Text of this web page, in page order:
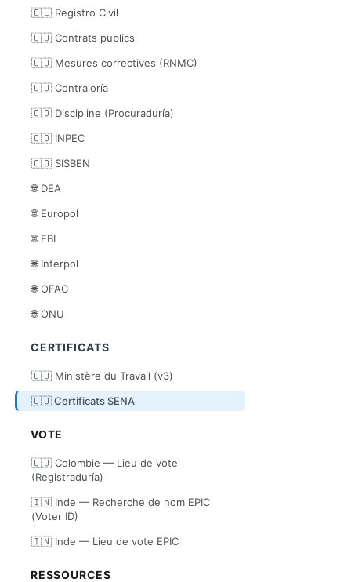
🇨🇱 Registro Civil
🇨🇴 Contrats publics
🇨🇴 Mesures correctives (RNMC)
🇨🇴 Contraloría
🇨🇴 Discipline (Procuraduría)
🇨🇴 INPEC
🇨🇴 SISBEN
🌐 DEA
🌐 Europol
🌐 FBI
🌐 Interpol
🌐 OFAC
🌐 ONU
CERTIFICATS
🇨🇴 Ministère du Travail (v3)
🇨🇴 Certificats SENA
VOTE
🇨🇴 Colombie — Lieu de vote
(Registraduría)
🇮🇳 Inde — Recherche de nom EPIC
(Voter ID)
🇮🇳 Inde — Lieu de vote EPIC
RESSOURCES